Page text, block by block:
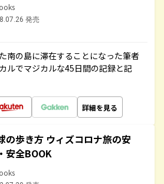
発売
南の島に滞在することになった筆者
ルでマジカルな45日間の記録と記
詳細を見る
の歩き方 ウィズコロナ旅の安
安全BOOK